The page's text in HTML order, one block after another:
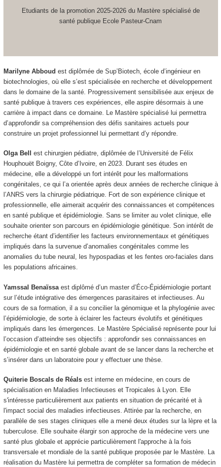
Etudiants de la promotion 2025-2026 du Mastère spécialisé de
santé publique Ecole Pasteur-Cnam
Marilyne Abboud est diplômée de Sup’Biotech, école d’ingénieur en
biotechnologies, où elle s’est spécialisée en recherche et développement
dans le domaine de la santé. Progressivement sensibilisée aux enjeux de
santé publique à travers ces expériences, elle aspire désormais à une
carrière à impact dans ce domaine. Le Mastère spécialisé lui permettra
d’approfondir sa compréhension des défis sanitaires actuels pour
construire un projet professionnel lui permettant d’y répondre.
Olga Bell
est chirurgien pédiatre, diplômée de l’Université de Félix
Houphouët Boigny, Côte d’Ivoire, en 2023. Durant ses études en
médecine, elle a développé un fort intérêt pour les malformations
congénitales, ce qui l’a orientée après deux années de recherche clinique à
l’ANRS vers la chirurgie pédiatrique. Fort de son expérience clinique et
professionnelle, elle aimerait acquérir des connaissances et compétences
en santé publique et épidémiologie. Sans se limiter au volet clinique, elle
souhaite orienter son parcours en épidémiologie génétique. Son intérêt de
recherche étant d’identifier les facteurs environnementaux et génétiques
impliqués dans la survenue d’anomalies congénitales comme les
anomalies du tube neural, les hypospadias et les fentes oro-faciales dans
les populations africaines.
Yamssal Benaïssaest diplômé d’un master d’Éco-Épidémiologie portant
sur l’étude intégrative des émergences parasitaires et infectieuses. Au
cours de sa formation, il a su concilier la génomique et la phylogénie avec
l’épidémiologie, de sorte à éclairer les facteurs évolutifs et génétiques
impliqués dans les émergences. Le Mastère Spécialisé représente pour lui
l’occasion d’atteindre ses objectifs : approfondir ses connaissances en
épidémiologie et en santé globale avant de se lancer dans la recherche et
s’insérer dans un laboratoire pour y effectuer une thèse.
Quiterie Boscals de Réals est interne en médecine, en cours de
spécialisation en Maladies Infectieuses et Tropicales à Lyon. Elle
s'intéresse particulièrement aux patients en situation de précarité et à
l'impact social des maladies infectieuses. Attirée par la recherche, en
parallèle de ses stages cliniques elle a mené deux études sur la lèpre et la
tuberculose. Elle souhaite élargir son approche de la médecine vers une
santé plus globale et apprécie particulièrement l'approche à la fois
transversale et mondiale de la santé publique proposée par le Mastère. La
réalisation du Mastère lui permettra de compléter sa formation de médecin